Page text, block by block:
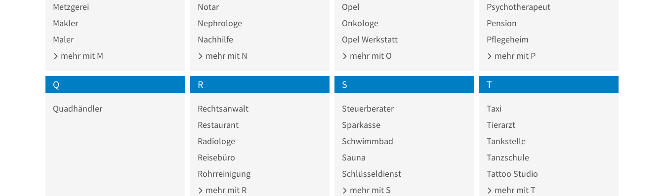
Metzgerei
Makler
Maler
mehr mit M
Notar
Nephrologe
Nachhilfe
mehr mit N
Opel
Onkologe
Opel Werkstatt
mehr mit O
Psychotherapeut
Pension
Pflegeheim
mehr mit P
Q
Quadhändler
R
Rechtsanwalt
Restaurant
Radiologe
Reisebüro
Rohrreinigung
mehr mit R
S
Steuerberater
Sparkasse
Schwimmbad
Sauna
Schlüsseldienst
mehr mit S
T
Taxi
Tierarzt
Tankstelle
Tanzschule
Tattoo Studio
mehr mit T